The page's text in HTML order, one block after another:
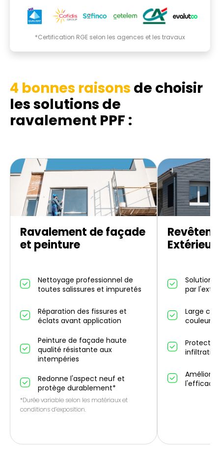
*Certification RGE selon les agences et les travaux
4 bonnes raisons de choisir
les solutions de
ravalement PPF :
Ravalement de façade
et peinture
Nettoyage professionnel de
toutes salissures et impuretés
Réparation des fissures et
éclats avant application
Peinture de façade haute
qualité résistante aux
intempéries
Redonne l'aspect neuf et
protège durablement*
*Durée variable selon les matériaux et
conditions d’exposition.
Extérieur
Solution
par
Large
couleurs